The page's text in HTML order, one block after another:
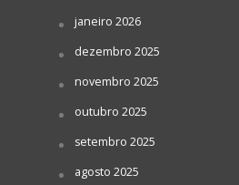
janeiro 2026
dezembro 2025
novembro 2025
outubro 2025
setembro 2025
agosto 2025